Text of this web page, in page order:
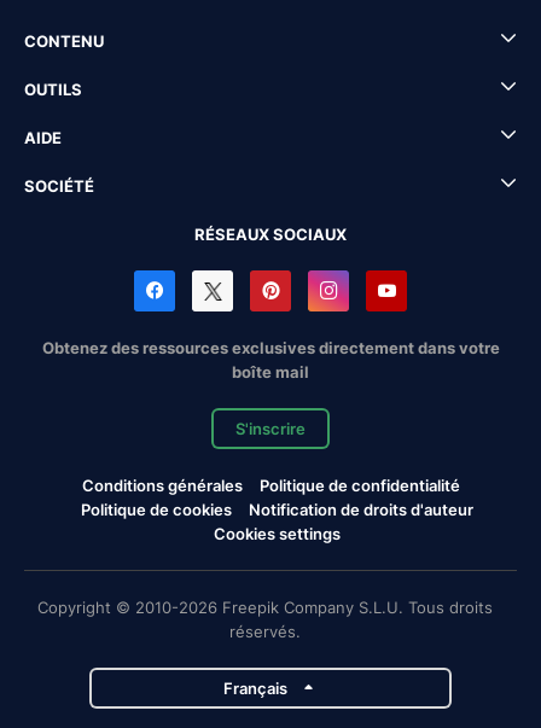
CONTENU
OUTILS
AIDE
SOCIÉTÉ
RÉSEAUX SOCIAUX
Obtenez des ressources exclusives directement dans votre
boîte mail
S'inscrire
Conditions générales
Politique de confidentialité
Politique de cookies
Notification de droits d'auteur
Cookies settings
Copyright © 2010-2026 Freepik Company S.L.U. Tous droits
réservés.
Français